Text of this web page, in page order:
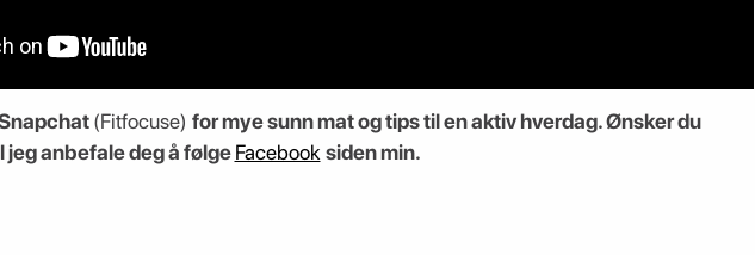
(Fitfocuse) for mye sunn mat og tips til en aktiv hverdag. Ønsker du
jeg anbefale deg å følgeFacebook siden min.